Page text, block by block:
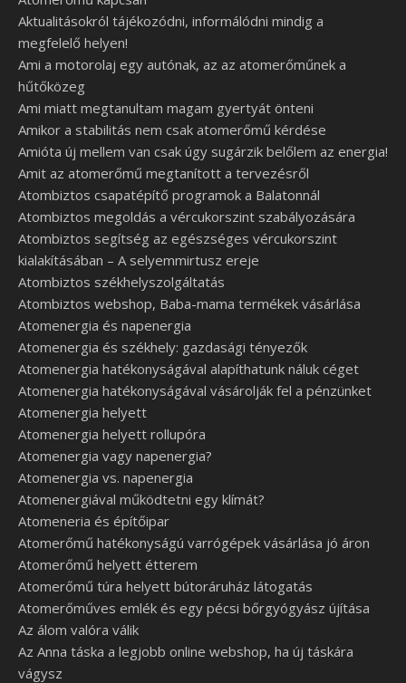
Aktualitásokról tájékozódni, informálódni mindig a
megfelelő helyen!
Ami a motorolaj egy autónak, az az atomerőműnek a
hűtőközeg
Ami miatt megtanultam magam gyertyát önteni
Amikor a stabilitás nem csak atomerőmű kérdése
Amióta új mellem van csak úgy sugárzik belőlem az energia!
Amit az atomerőmű megtanított a tervezésről
Atombiztos csapatépítő programok a Balatonnál
Atombiztos megoldás a vércukorszint szabályozására
Atombiztos segítség az egészséges vércukorszint
kialakításában – A selyemmirtusz ereje
Atombiztos székhelyszolgáltatás
Atombiztos webshop, Baba-mama termékek vásárlása
Atomenergia és napenergia
Atomenergia és székhely: gazdasági tényezők
Atomenergia hatékonyságával alapíthatunk náluk céget
Atomenergia hatékonyságával vásárolják fel a pénzünket
Atomenergia helyett
Atomenergia helyett rollupóra
Atomenergia vagy napenergia?
Atomenergia vs. napenergia
Atomenergiával működtetni egy klímát?
Atomeneria és építőipar
Atomerőmű hatékonyságú varrógépek vásárlása jó áron
Atomerőmű helyett étterem
Atomerőmű túra helyett bútoráruház látogatás
Atomerőműves emlék és egy pécsi bőrgyógyász újítása
Az álom valóra válik
Az Anna táska a legjobb online webshop, ha új táskára
vágysz